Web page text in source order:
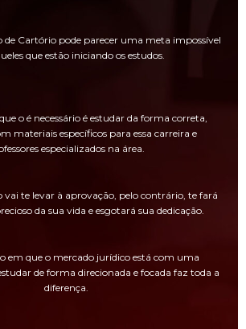
de Cartório pode parecer uma meta impossível
que estão iniciando os estudos.
o é necessário é estudar da forma correta,
materiais específicos para essa carreira e
especializados na área.
vai te levar à aprovação, pelo contrário, te fará
da sua vida e esgotará sua dedicação.
em que o mercado jurídico está com uma
de forma direcionada e focada faz toda a
diferença.